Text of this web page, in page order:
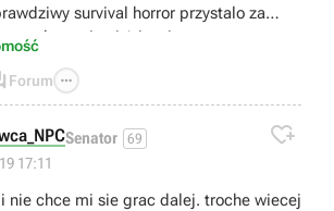
survival horror przystalo za
praktycznie nic) i za jasno;p
Forum 
Senator 69
17:11

nie chce mi sie grac dalej. troche wiecej